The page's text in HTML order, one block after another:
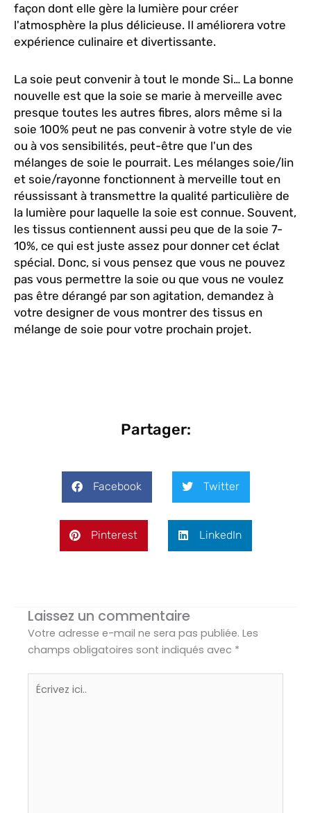
façon dont elle gère la lumière pour créer
l'atmosphère la plus délicieuse. Il améliorera votre
expérience culinaire et divertissante.
La soie peut convenir à tout le monde Si… La bonne
nouvelle est que la soie se marie à merveille avec
presque toutes les autres fibres, alors même si la
soie 100% peut ne pas convenir à votre style de vie
ou à vos sensibilités, peut-être que l'un des
mélanges de soie le pourrait. Les mélanges soie/lin
et soie/rayonne fonctionnent à merveille tout en
réussissant à transmettre la qualité particulière de
la lumière pour laquelle la soie est connue. Souvent,
les tissus contiennent aussi peu que de la soie 7-
10%, ce qui est juste assez pour donner cet éclat
spécial. Donc, si vous pensez que vous ne pouvez
pas vous permettre la soie ou que vous ne voulez
pas être dérangé par son agitation, demandez à
votre designer de vous montrer des tissus en
mélange de soie pour votre prochain projet.
Partager:
Facebook Twitter
Pinterest LinkedIn
Laissez un commentaire
Votre adresse e-mail ne sera pas publiée. Les
champs obligatoires sont indiqués avec *
Écrivez
ici..